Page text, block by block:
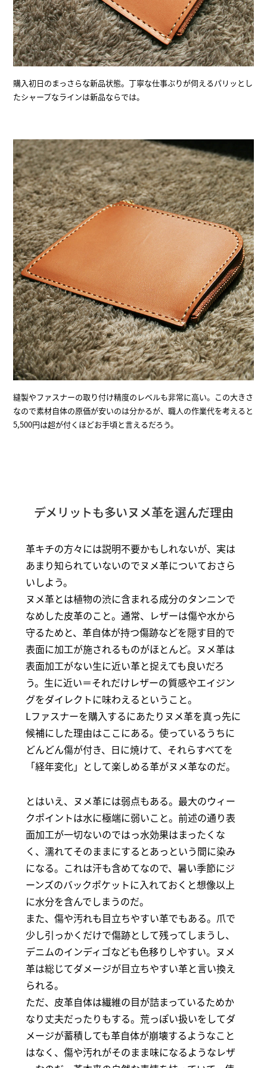
購入初日のまっさらな新品状態。丁寧な仕事ぶりが伺えるパリッとし
たシャープなラインは新品ならでは。
縫製やファスナーの取り付け精度のレベルも非常に高い。この大きさ
なので素材自体の原価が安いのは分かるが、職人の作業代を考えると
5,500円は超が付くほどお手頃と言えるだろう。
デメリットも多いヌメ革を選んだ理由
革キチの方々には説明不要かもしれないが、実は
あまり知られていないのでヌメ革についておさら
いしよう。
ヌメ革とは植物の渋に含まれる成分のタンニンで
なめした皮革のこと。通常、レザーは傷や水から
守るためと、革自体が持つ傷跡などを隠す目的で
表面に加工が施されるものがほとんど。ヌメ革は
表面加工がない生に近い革と捉えても良いだろ
う。生に近い＝それだけレザーの質感やエイジン
グをダイレクトに味わえるということ。
Lファスナーを購入するにあたりヌメ革を真っ先に
候補にした理由はここにある。使っているうちに
どんどん傷が付き、日に焼けて、それらすべてを
「経年変化」として楽しめる革がヌメ革なのだ。
とはいえ、ヌメ革には弱点もある。最大のウィー
クポイントは水に極端に弱いこと。前述の通り表
面加工が一切ないのではっ水効果はまったくな
く、濡れてそのままにするとあっという間に染み
になる。これは汗も含めてなので、暑い季節にジ
ーンズのバックポケットに入れておくと想像以上
に水分を含んでしまうのだ。
また、傷や汚れも目立ちやすい革でもある。爪で
少し引っかくだけで傷跡として残ってしまうし、
デニムのインディゴなども色移りしやすい。ヌメ
革は総じてダメージが目立ちやすい革と言い換え
られる。
ただ、皮革自体は繊維の目が詰まっているためか
なり丈夫だったりもする。荒っぽい扱いをしてダ
メージが蓄積しても革自体が崩壊するようなこと
はなく、傷や汚れがそのまま味になるようなレザ